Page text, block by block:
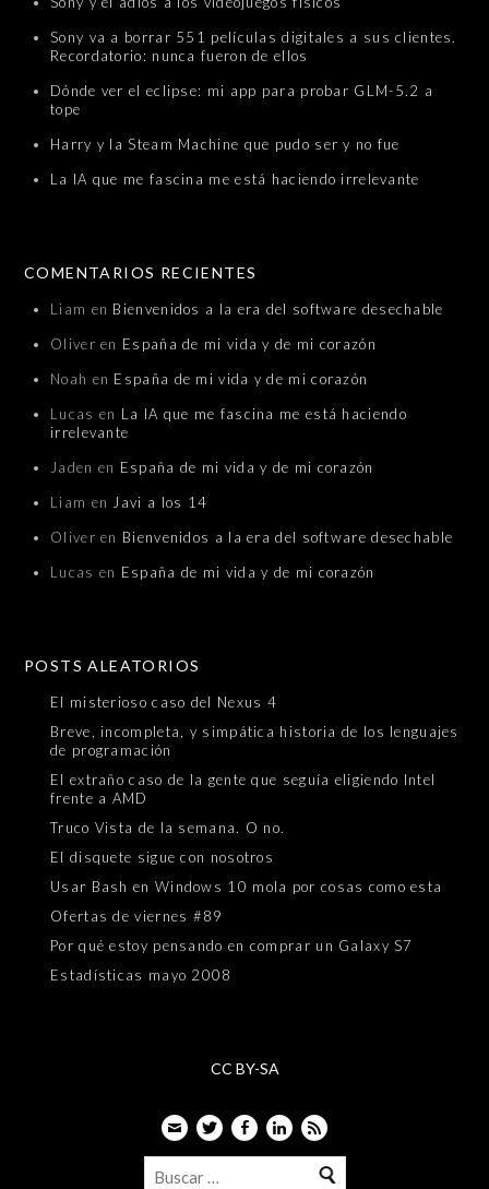
Sony va a borrar 551 películas digitales a sus clientes.
Recordatorio: nunca fueron de ellos
Dónde ver el eclipse: mi app para probar GLM-5.2 a
tope
Harry y la Steam Machine que pudo ser y no fue
La IA que me fascina me está haciendo irrelevante
COMENTARIOS RECIENTES
Liam en Bienvenidos a la era del software desechable
Oliver en España de mi vida y de mi corazón
Noah en España de mi vida y de mi corazón
Lucas en La IA que me fascina me está haciendo
irrelevante
Jaden en España de mi vida y de mi corazón
Liam en Javi a los 14
Oliver en Bienvenidos a la era del software desechable
Lucas en España de mi vida y de mi corazón
POSTS ALEATORIOS
El misterioso caso del Nexus 4
Breve, incompleta, y simpática historia de los lenguajes
de programación
El extraño caso de la gente que seguía eligiendo Intel
frente a AMD
Truco Vista de la semana. O no.
El disquete sigue con nosotros
Usar Bash en Windows 10 mola por cosas como esta
Ofertas de viernes #89
Por qué estoy pensando en comprar un Galaxy S7
Estadísticas mayo 2008
CC BY-SA
EmailTwitterFacebook
LinkedIn
Feed